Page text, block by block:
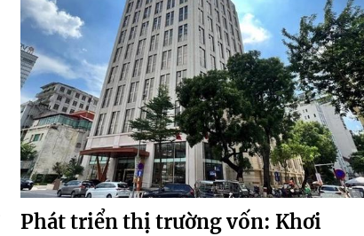
Phát triển thị trường vốn: Khơi